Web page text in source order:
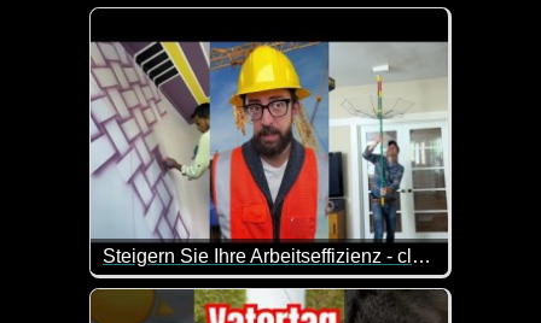
Eine tolle Zusammenstellung von lustigen
Steigern Sie Ihre Arbeitseffizienz - clevere Tipps für den täglichen Erfolg
Man sieht hier durchaus ungewöhnliche